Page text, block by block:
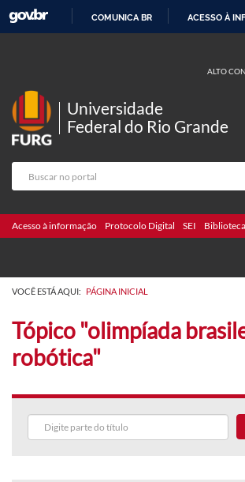
COMUNICA BR ACESSO À
ALTO
Universidade
Federal do Rio Grande
Acesso à informação Protocolo Digital SEI Biblioteca
VOCÊ ESTÁ AQUI: PÁGINA INICIAL
Tópico "olimpíada
robótica"